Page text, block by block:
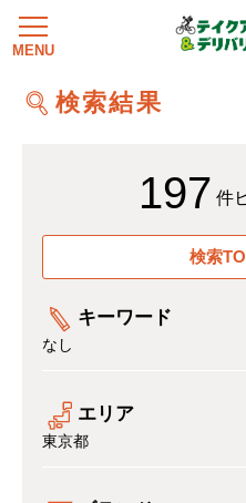
検索結果
197 件
検索
キーワード
なし
エリア
東京都